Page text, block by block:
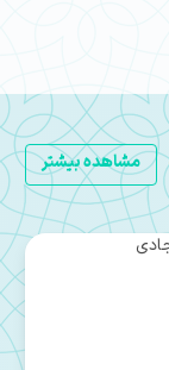
مشاهده بیشتر